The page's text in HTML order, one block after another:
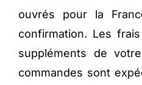
ouvrés pour la
confirmation. Les
suppléments de
commandes sont